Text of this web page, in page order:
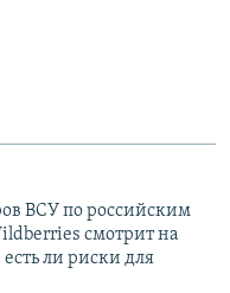
ВСУ по российским
смотрит на
есть ли риски для